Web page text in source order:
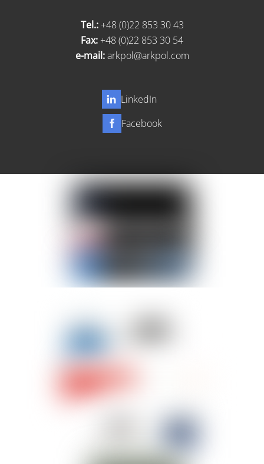
Tel.:+48 (0)22 853 30 43
Fax: +48 (0)22 853 30 54
e-mail:arkpol@arkpol.com
LinkedIn
Facebook